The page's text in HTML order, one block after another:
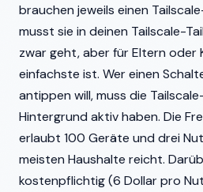
brauchen jeweils einen
musst sie in deinen Tailscale-
zwar geht, aber für Eltern oder
einfachste ist. Wer einen
antippen will, muss die
Hintergrund aktiv haben. Die
erlaubt 100 Geräte und drei
meisten Haushalte reicht.
kostenpflichtig (6 Dollar pro